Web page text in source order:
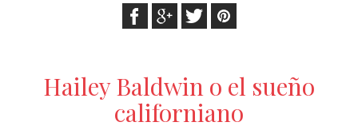
Hailey Baldwin o el sueño
californiano